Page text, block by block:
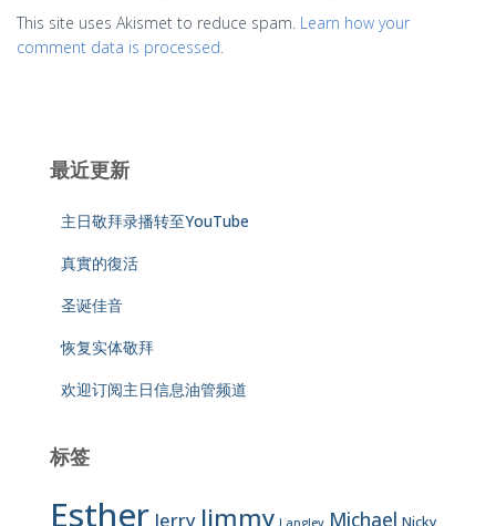
This site uses Akismet to reduce spam. Learn how your
comment data is processed.
最近更新
主日敬拜录播转至YouTube
真實的復活
圣诞佳音
恢复实体敬拜
欢迎订阅主日信息油管频道
标签
Esther Jerry Jimmy Langley Michael Nicky